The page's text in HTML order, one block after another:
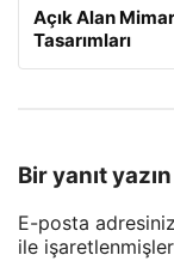
Açık Alan
Tasarımları
Bir yanıt yazın
E-posta
ile